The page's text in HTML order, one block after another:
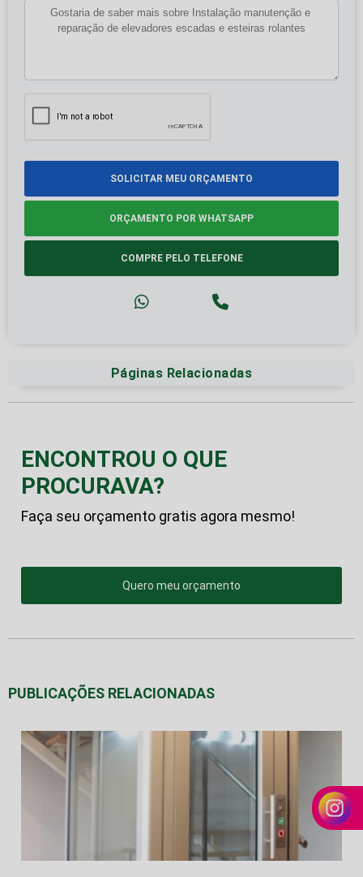
SOLICITAR MEU ORÇAMENTO
ORÇAMENTO POR WHATSAPP
COMPRE PELO TELEFONE
Páginas Relacionadas
ENCONTROU O QUE
PROCURAVA?
Faça seu orçamento gratis agora mesmo!
Quero meu orçamento
PUBLICAÇÕES RELACIONADAS